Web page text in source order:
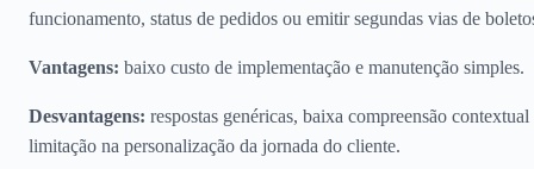
funcionamento, status de pedidos ou emitir segundas vias de
Vantagens: baixo custo de implementação e manutenção simples.
Desvantagens: respostas genéricas, baixa compreensão contextual
limitação na personalização da jornada do cliente.